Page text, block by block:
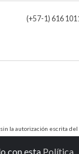
con esta Política
(+57-1) 616
la autorización escrita